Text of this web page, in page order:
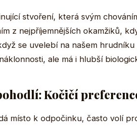
stvoření, která svým
z nejpříjemnějších okamžiků,
se uvelebí na našem
ale má i hlubší
Kočičí
místo k odpočinku, často volí